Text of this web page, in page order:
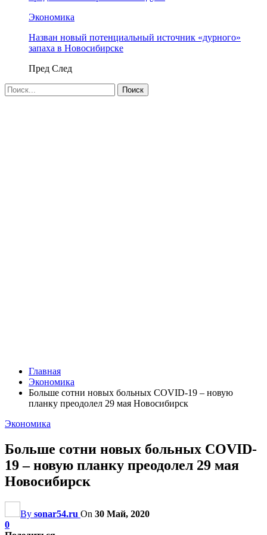
Экономика
Назван новый потенциальный источник «дурного»
запаха в Новосибирске
Пред След
Главная
Экономика
Больше сотни новых больных COVID-19 – новую
планку преодолел 29 мая Новосибирск
Экономика
Больше сотни новых больных COVID-
19 – новую планку преодолел 29 мая
Новосибирск
By sonar54.ru On 30 Май, 2020
0